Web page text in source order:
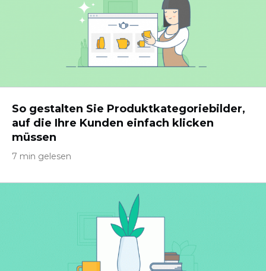
So gestalten Sie Produktkategoriebilder,
auf die Ihre Kunden einfach klicken
müssen
7 min gelesen